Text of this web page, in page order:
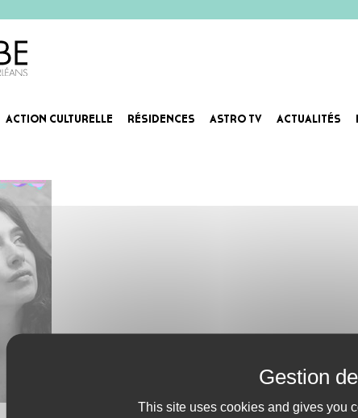
ACTION CULTURELLE RÉSIDENCES ASTRO TV ACTUALITÉS
This site uses cookies and gives you